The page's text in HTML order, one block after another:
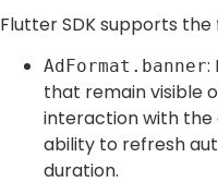
Flutter SDK supports
AdFormat.banner:
that remain visible
interaction with the
ability to refresh
duration.